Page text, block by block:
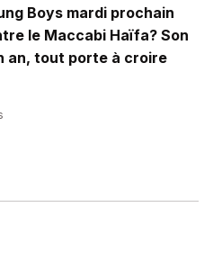
Boys mardi prochain
le Maccabi Haïfa? Son
an, tout porte à croire